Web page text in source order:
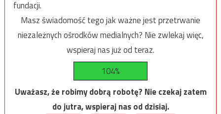
fundacji.
Masz świadomość tego jak ważne jest przetrwanie
niezależnych ośrodków medialnych? Nie zwlekaj więc,
wspieraj nas już od teraz.
104%
Uważasz, że robimy dobrą robotę? Nie czekaj zatem
do jutra, wspieraj nas od dzisiaj.